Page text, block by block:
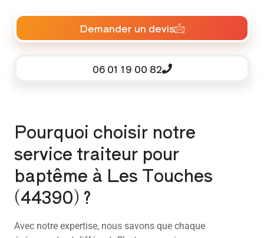
Demander un devis
06 01 19 00 82
Pourquoi choisir notre
service traiteur pour
baptême à Les Touches
(44390) ?
Avec notre expertise, nous savons que chaque